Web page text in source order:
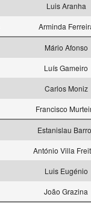
Luis Aranha
Arminda
Mário Afonso
Luís Gameiro
Carlos Moniz
Francisco
Estanislau
António Villa
Luis Eugénio
João Grazina